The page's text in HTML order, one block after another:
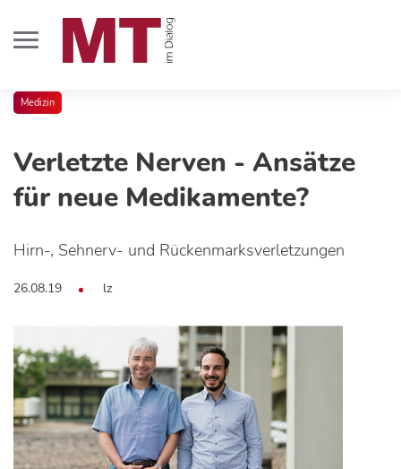
Medizin
Verletzte Nerven - Ansätze
für neue Medikamente?
Hirn-, Sehnerv- und Rückenmarksverletzungen
26.08.19 lz